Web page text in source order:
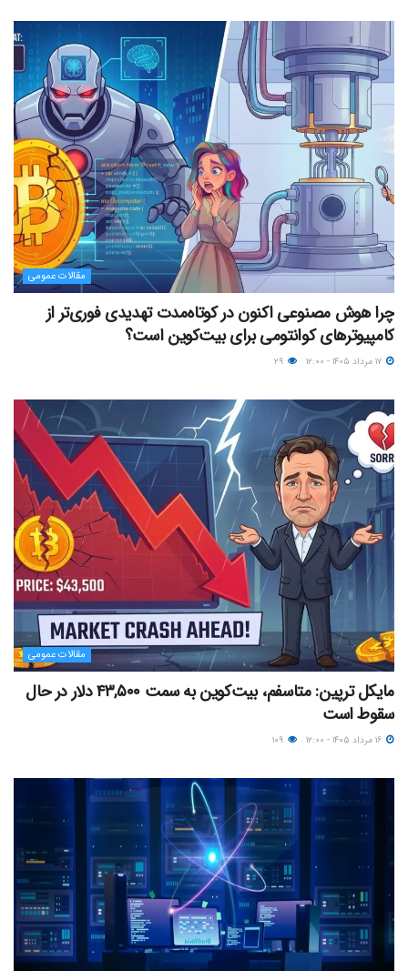
مقالات عمومی
چرا هوش مصنوعی اکنون در کوتاه‌مدت تهدیدی فوری‌تر از
کامپیوترهای کوانتومی برای بیت‌کوین است؟
مقالات عمومی
مایکل ترپین: متاسفم، بیت‌کوین به سمت ۴۳,۵۰۰ دلار در حال
سقوط است